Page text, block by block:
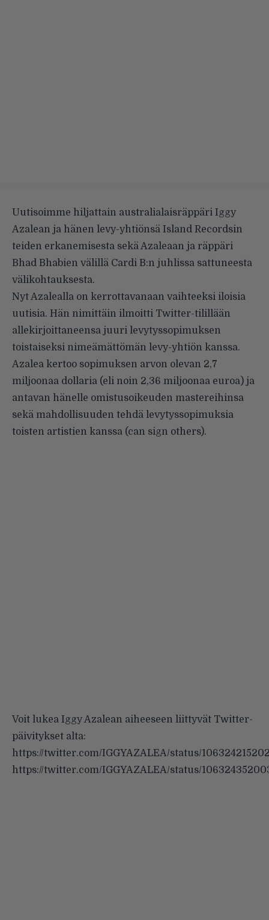
Uutisoimme hiljattain australialaisräppäri Iggy
Azalean ja hänen levy-yhtiönsä Island Recordsin
teiden erkanemisesta sekä Azaleaan ja räppäri
Bhad Bhabien välillä Cardi B:n juhlissa sattuneesta
välikohtauksesta.
Nyt Azalealla on kerrottavanaan vaihteeksi iloisia
uutisia. Hän nimittäin ilmoitti Twitter-tilillään
allekirjoittaneensa juuri levytyssopimuksen
toistaiseksi nimeämättömän levy-yhtiön kanssa.
Azalea kertoo sopimuksen arvon olevan 2,7
miljoonaa dollaria (eli noin 2,36 miljoonaa euroa) ja
antavan hänelle omistusoikeuden mastereihinsa
sekä mahdollisuuden tehdä levytyssopimuksia
toisten artistien kanssa (can sign others).
Voit lukea Iggy Azalean aiheeseen liittyvät Twitter-
päivitykset alta:
https://twitter.com/IGGYAZALEA/status/
https://twitter.com/IGGYAZALEA/status/